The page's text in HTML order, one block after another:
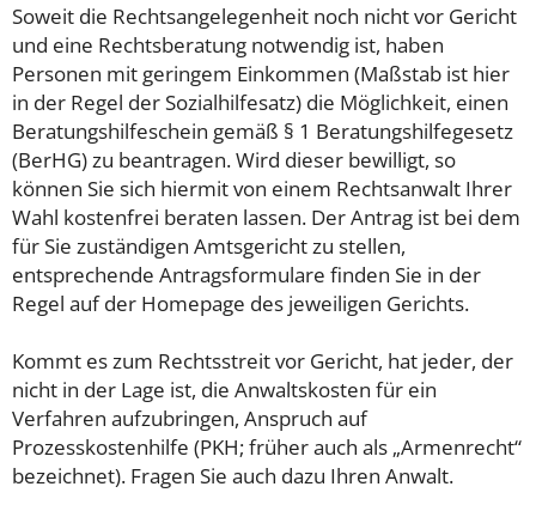
Soweit die Rechtsangelegenheit noch nicht vor Gericht
und eine Rechtsberatung notwendig ist, haben
Personen mit geringem Einkommen (Maßstab ist hier
in der Regel der Sozialhilfesatz) die Möglichkeit, einen
Beratungshilfeschein gemäß § 1 Beratungshilfegesetz
(BerHG) zu beantragen. Wird dieser bewilligt, so
können Sie sich hiermit von einem Rechtsanwalt Ihrer
Wahl kostenfrei beraten lassen. Der Antrag ist bei dem
für Sie zuständigen Amtsgericht zu stellen,
entsprechende Antragsformulare finden Sie in der
Regel auf der Homepage des jeweiligen Gerichts.
Kommt es zum Rechtsstreit vor Gericht, hat jeder, der
nicht in der Lage ist, die Anwaltskosten für ein
Verfahren aufzubringen, Anspruch auf
Prozesskostenhilfe (PKH; früher auch als „Armenrecht“
bezeichnet). Fragen Sie auch dazu Ihren Anwalt.